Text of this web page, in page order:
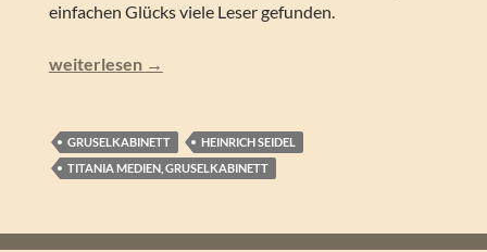
einfachen Glücks viele Leser gefunden.
Heinrich Seidel – Der Hexenmeister (Gruselkabinett
weiterlesen →
GRUSELKABINETT
HEINRICH SEIDEL
TITANIA MEDIEN, GRUSELKABINETT